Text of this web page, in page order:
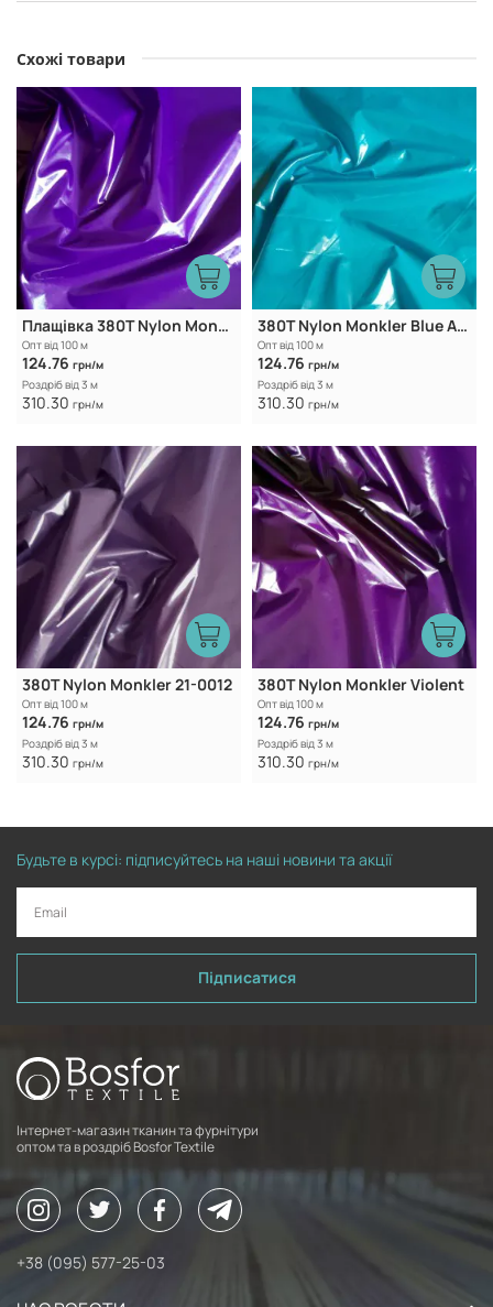
Схожі товари
Плащівка 380T Nylon Monkler Blackberry
Опт від 100 м
124.76 грн/м
Роздріб від 3 м
310.30 грн/м
380T Nylon Monkler Blue Atoll
Опт від 100 м
124.76 грн/м
Роздріб від 3 м
310.30 грн/м
380T Nylon Monkler 21-0012
Опт від 100 м
124.76 грн/м
Роздріб від 3 м
310.30 грн/м
380T Nylon Monkler Violent
Опт від 100 м
124.76 грн/м
Роздріб від 3 м
310.30 грн/м
Будьте в курсі: підписуйтесь на наші новини та акції
Підписатися
Інтернет-магазин тканин та фурнітури
оптом та в роздріб Bosfor Textile
+38 (095) 577-25-03